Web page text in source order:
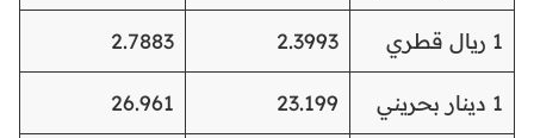
1 ريال قطري 2.3993
2.7883
1 دينار بحريني 23.199
26.961